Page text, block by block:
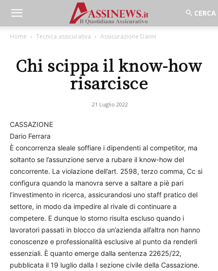
Home Tecnica assicurativa Assicurazione Danni
Chi scippa il know-how
risarcisce
21 Luglio 2022
CASSAZIONE
Dario Ferrara
È concorrenza sleale soffiare i dipendenti al competitor, ma
soltanto se l’assunzione serve a rubare il know-how del
concorrente. La violazione dell’art. 2598, terzo comma, Cc si
configura quando la manovra serve a saltare a piè pari
l’investimento in ricerca, assicurandosi uno staff pratico del
settore, in modo da impedire al rivale di continuare a
competere. E dunque lo storno risulta escluso quando i
lavoratori passati in blocco da un’azienda all’altra non hanno
conoscenze e professionalità esclusive al punto da renderli
essenziali. È quanto emerge dalla sentenza 22625/22,
pubblicata il 19 luglio dalla I sezione civile della Cassazione.